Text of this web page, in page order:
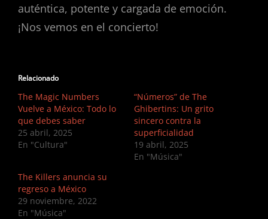
auténtica, potente y cargada de emoción.
¡Nos vemos en el concierto!
Relacionado
The Magic Numbers
Vuelve a México: Todo lo
que debes saber
25 abril, 2025
En "Cultura"
“Números” de The
Ghibertins: Un grito
sincero contra la
superficialidad
19 abril, 2025
En "Música"
The Killers anuncia su
regreso a México
29 noviembre, 2022
En "Música"